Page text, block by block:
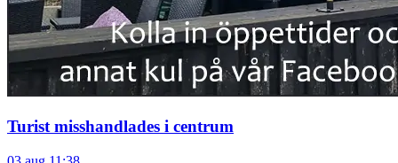
Turist misshandlades i centrum